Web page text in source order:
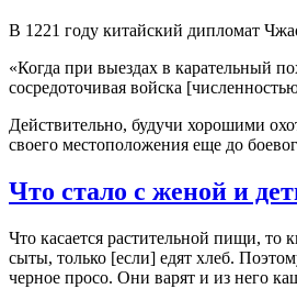
В 1221 году китайский дипломат
«Когда при выездах в карательный
сосредоточивая войска
Действительно, будучи хорошими
своего местоположения еще до
Что стало с женой и
Что касается растительной пищи,
сыты, только [если] едят хлеб.
черное просо. Они варят и из него